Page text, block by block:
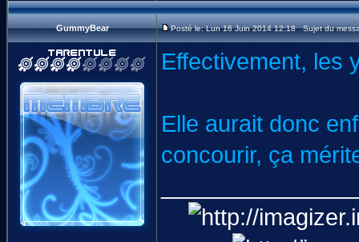
GummyBear Posté le: Lun 16 Juin 2014 12:18 Sujet du
Effectivement, les
Elle aurait donc
concourir, ça